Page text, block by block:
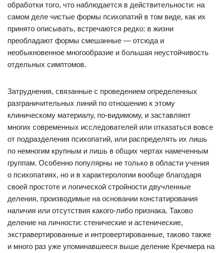
обработки того, что наблюдается в действительности: на
самом деле чистые формы психопатий в том виде, как их
принято описывать, встречаются редко: в жизни
преобладают формы смешанные — отсюда и
необыкновенное многообразие и большая неустойчивость
отдельных симптомов.
Затруднения, связанные с проведением определенных
разграничительных линий по отношению к этому
клиническому материалу, по-видимому, и заставляют
многих современных исследователей или отказаться вовсе
от подразделения психопатий, или распределять их лишь
по немногим крупным и лишь в общих чертах намеченным
группам. Особенно популярны не только в области учения
о психопатиях, но и в характерологии вообще благодаря
своей простоте и логической стройности двучленные
деления, производимые на основании констатирования
наличия или отсутствия какого-либо признака. Таково
деление на личности: стенические и астенические,
экстравертированные и интровертированные, таково также
и много раз уже упоминавшееся выше деление Кречмера на